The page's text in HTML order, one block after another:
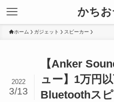
かち
ホーム ガジェット スピーカー
【Anker
ュー】1万円
Bluetoothス
2022
3/13